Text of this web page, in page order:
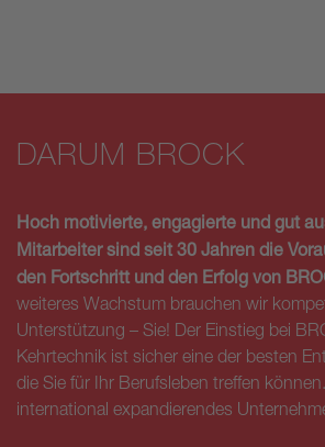
DARUM BROCK
Hoch motivierte, engagierte und gut
Mitarbeiter sind seit 30 Jahren die
den Fortschritt und den Erfolg von
weiteres Wachstum brauchen wir
Unterstützung – Sie! Der Einstieg bei
Kehrtechnik ist sicher eine der besten
die Sie für Ihr Berufsleben treffen
international expandierendes